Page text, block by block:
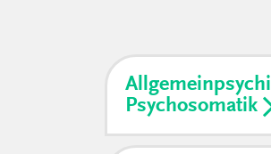
Psychosomatik